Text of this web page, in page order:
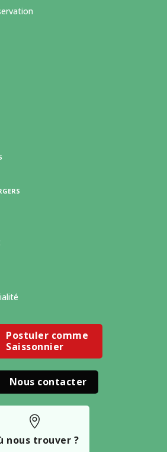
Postuler comme
Saissonnier
Nous contacter

nous trouver ?